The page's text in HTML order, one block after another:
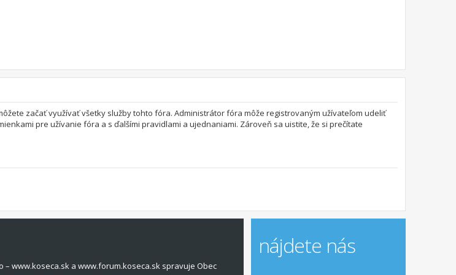
začať využívať všetky služby tohto fóra. Administrátor fóra môže registrovaným užívateľom udeliť
pre užívanie fóra a s ďalšími pravidlami a ujednaniami. Zároveň sa uistite, že si prečítate
www.koseca.sk a www.forum.koseca.sk spravuje Obec
nájdete nás